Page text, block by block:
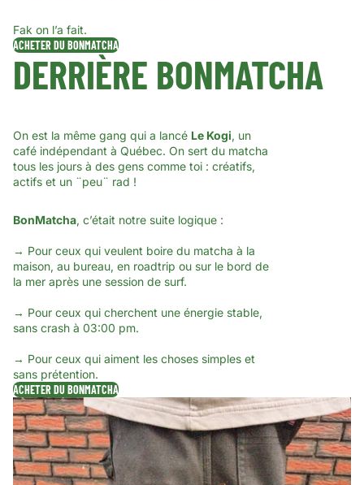
Fak on l’a fait.
ACHETER DU BONMATCHA
DERRIÈRE BONMATCHA
On est la même gang qui a lancé Le Kogi, un
café indépendant à Québec. On sert du matcha
tous les jours à des gens comme toi : créatifs,
actifs et un ¨peu¨ rad !
BonMatcha, c’était notre suite logique :
→ Pour ceux qui veulent boire du matcha à la
maison, au bureau, en roadtrip ou sur le bord de
la mer après une session de surf.
→ Pour ceux qui cherchent une énergie stable,
sans crash à 03:00 pm.
→ Pour ceux qui aiment les choses simples et
sans prétention.
ACHETER DU BONMATCHA